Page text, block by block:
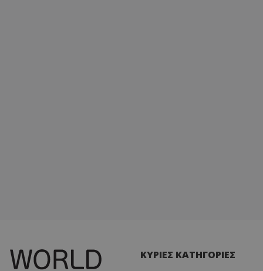
ΚΥΡΙΕΣ ΚΑΤΗΓΟΡΙΕΣ